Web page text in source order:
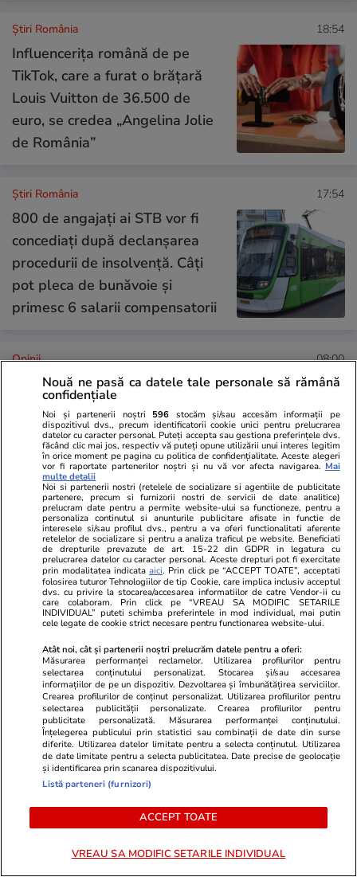
Știri România 18:54
Influencerița română de pe
TikTok, care a furat o brățară
Louis Vuitton de 36.500 de
euro, se credea „Angelina Jolie
de România”
Știri România 17:54
800 de angajați ai STB vor fi
concediați după declanşarea
procedurii de insolvenţă. Câți
pot pleca de bunăvoie și
primesc 6 salarii compensatorii
Opinii 08:00
Țoiu, arestează-mă dacă
altceva n-ai de făcut!
22 iul.
Lumea după 2015
21 iul.
De la muncitorul eroic la
votantul antipatic: două fețe ale
clasei populare
Nouă ne pasă ca datele tale personale să rămână
confidențiale
Noi și partenerii noștri 596 stocăm și/sau accesăm informații pe
dispozitivul dvs., precum identificatorii cookie unici pentru prelucrarea
datelor cu caracter personal. Puteți accepta sau gestiona preferințele dvs.
făcând clic mai jos, respectiv vă puteți opune utilizării unui interes legitim
în orice moment pe pagina cu politica de confidențialitate. Aceste alegeri
vor fi raportate partenerilor noștri și nu vă vor afecta navigarea. Mai
multe detalii
Noi si partenerii nostri (retelele de socializare si agentiile de publicitate
partenere, precum si furnizorii nostri de servicii de date analitice)
prelucram date pentru a permite website-ului sa functioneze, pentru a
personaliza continutul si anunturile publicitare afisate in functie de
interesele si/sau profilul dvs., pentru a va oferi functionalitati aferente
retelelor de socializare si pentru a analiza traficul pe website. Beneficiati
de drepturile prevazute de art. 15-22 din GDPR in legatura cu
prelucrarea datelor cu caracter personal. Aceste drepturi pot fi exercitate
prin modalitatea indicataaici. Prin click pe “ACCEPT TOATE”, acceptati
folosirea tuturor Tehnologiilor de tip Cookie, care implica inclusiv acceptul
dvs. cu privire la stocarea/accesarea informatiilor de catre Vendor-ii cu
care colaboram. Prin click pe “VREAU SA MODIFIC SETARILE
INDIVIDUAL” puteti schimba preferintele in mod individual, mai putin
cele legate de cookie strict necesare pentru functionarea website-ului.
Atât noi, cât și partenerii noștri prelucrăm datele pentru a oferi:
Măsurarea performanței reclamelor. Utilizarea profilurilor pentru
selectarea conținutului personalizat. Stocarea și/sau accesarea
informațiilor de pe un dispozitiv. Dezvoltarea și îmbunătățirea serviciilor.
Crearea profilurilor de conținut personalizat. Utilizarea profilurilor pentru
selectarea publicității personalizate. Crearea profilurilor pentru
publicitate personalizată. Măsurarea performanței conținutului.
Înțelegerea publicului prin statistici sau combinații de date din surse
diferite. Utilizarea datelor limitate pentru a selecta conținutul. Utilizarea
de date limitate pentru a selecta publicitatea. Date precise de geolocație
și identificarea prin scanarea dispozitivului.
Listă parteneri (furnizori)
ACCEPT TOATE
VREAU SA MODIFIC SETARILE INDIVIDUAL